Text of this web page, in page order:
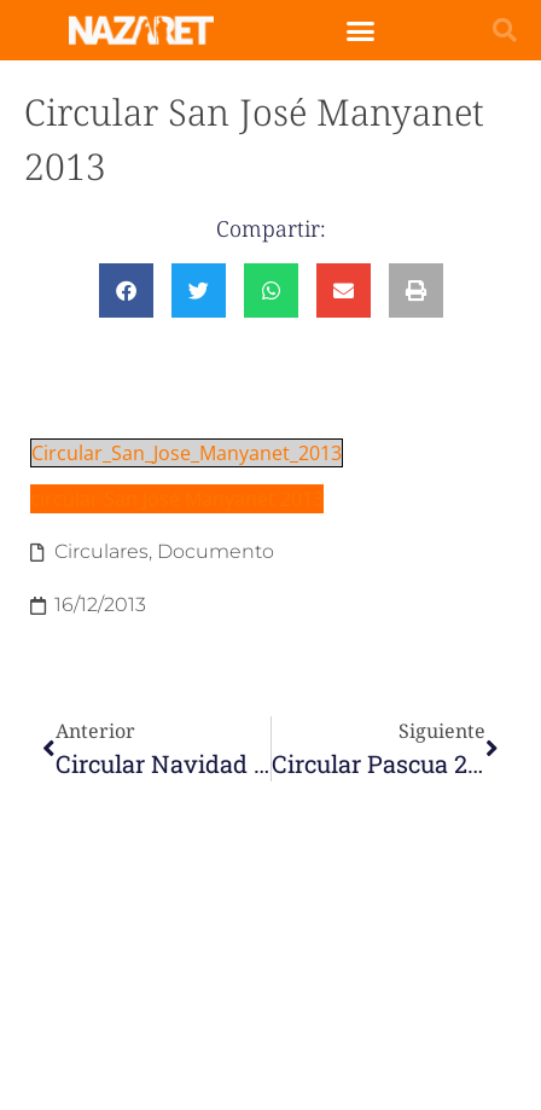
Circular San José Manyanet
2013
Compartir:
Circular_San_Jose_Manyanet_2013
Circulares, Documento
16/12/2013
Anterior
Circular Navidad 2013
Siguiente
Circular Pascua 2014